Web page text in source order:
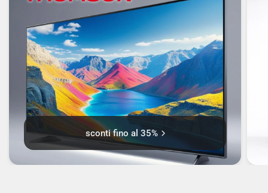
sconti fino al 35%